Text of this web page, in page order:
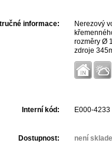
informace:
Nerezový
rozměry Ø
zdroje
2,5Bar,
Interní kód: E000-4233
Dostupnost: není